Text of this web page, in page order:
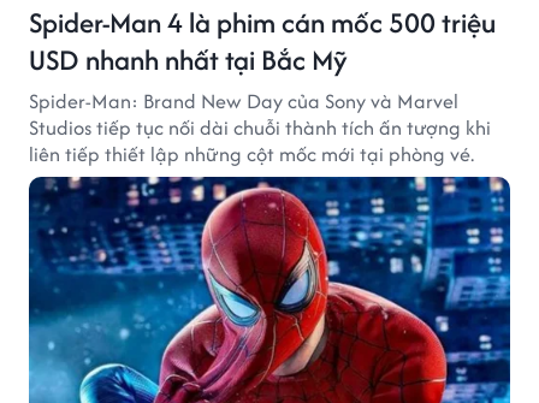
Spider-Man 4 là phim cán mốc 500 triệu
USD nhanh nhất tại Bắc Mỹ
Spider-Man: Brand New Day của Sony và Marvel
Studios tiếp tục nối dài chuỗi thành tích ấn tượng khi
liên tiếp thiết lập những cột mốc mới tại phòng vé.